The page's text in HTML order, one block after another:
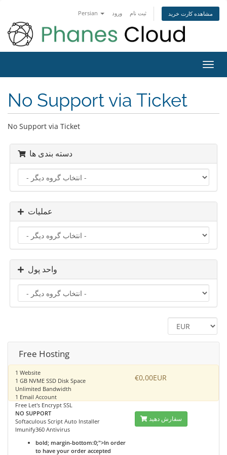
Persian ورود ثبت نام مشاهده کارت خرید
تغییر
No Support via Ticket
No Support via Ticket
دسته بندی ها
عملیات
واحد پول
Free Hosting
1 Website
1 GB NVME SSD Disk Space
Unlimited Bandwidth
1 Email Account
Free Let's Encrypt SSL
NO SUPPORT
Softaculous Script Auto Installer
Imunify360 Antivirus
bold; margin-bottom:0;">In order
to have your order accepted
€0,00EUR
سفارش دهید